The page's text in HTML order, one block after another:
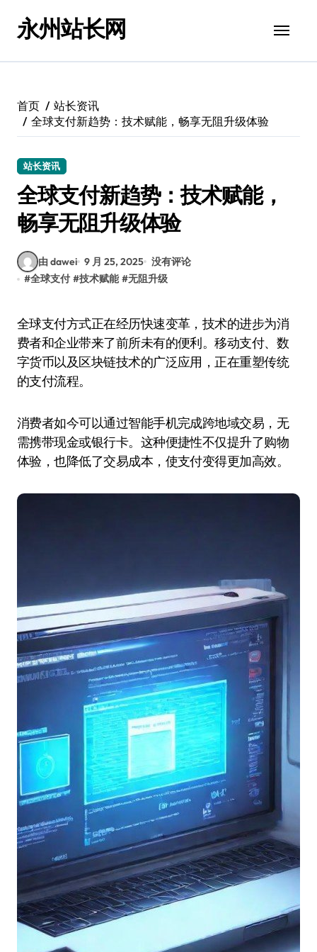
永州站长网
首页
站长资讯
全球支付新趋势：技术赋能，畅享无阻升级体验
站长资讯
全球支付新趋势：技术赋能，
畅享无阻升级体验
由 dawei 9 月 25, 2025 没有评论
#全球支付 #技术赋能 #无阻升级
全球支付方式正在经历快速变革，技术的进步为消
费者和企业带来了前所未有的便利。移动支付、数
字货币以及区块链技术的广泛应用，正在重塑传统
的支付流程。
消费者如今可以通过智能手机完成跨地域交易，无
需携带现金或银行卡。这种便捷性不仅提升了购物
体验，也降低了交易成本，使支付变得更加高效。